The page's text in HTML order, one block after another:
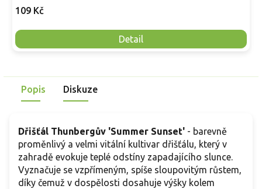
109 Kč
Detail
Popis Diskuze
Dřišťál Thunbergův 'Summer Sunset' - barevně
proměnlivý a velmi vitální kultivar dřišťálu, který v
zahradě evokuje teplé odstíny zapadajícího slunce.
Vyznačuje se vzpřímeným, spíše sloupovitým růstem,
díky čemuž v dospělosti dosahuje výšky kolem